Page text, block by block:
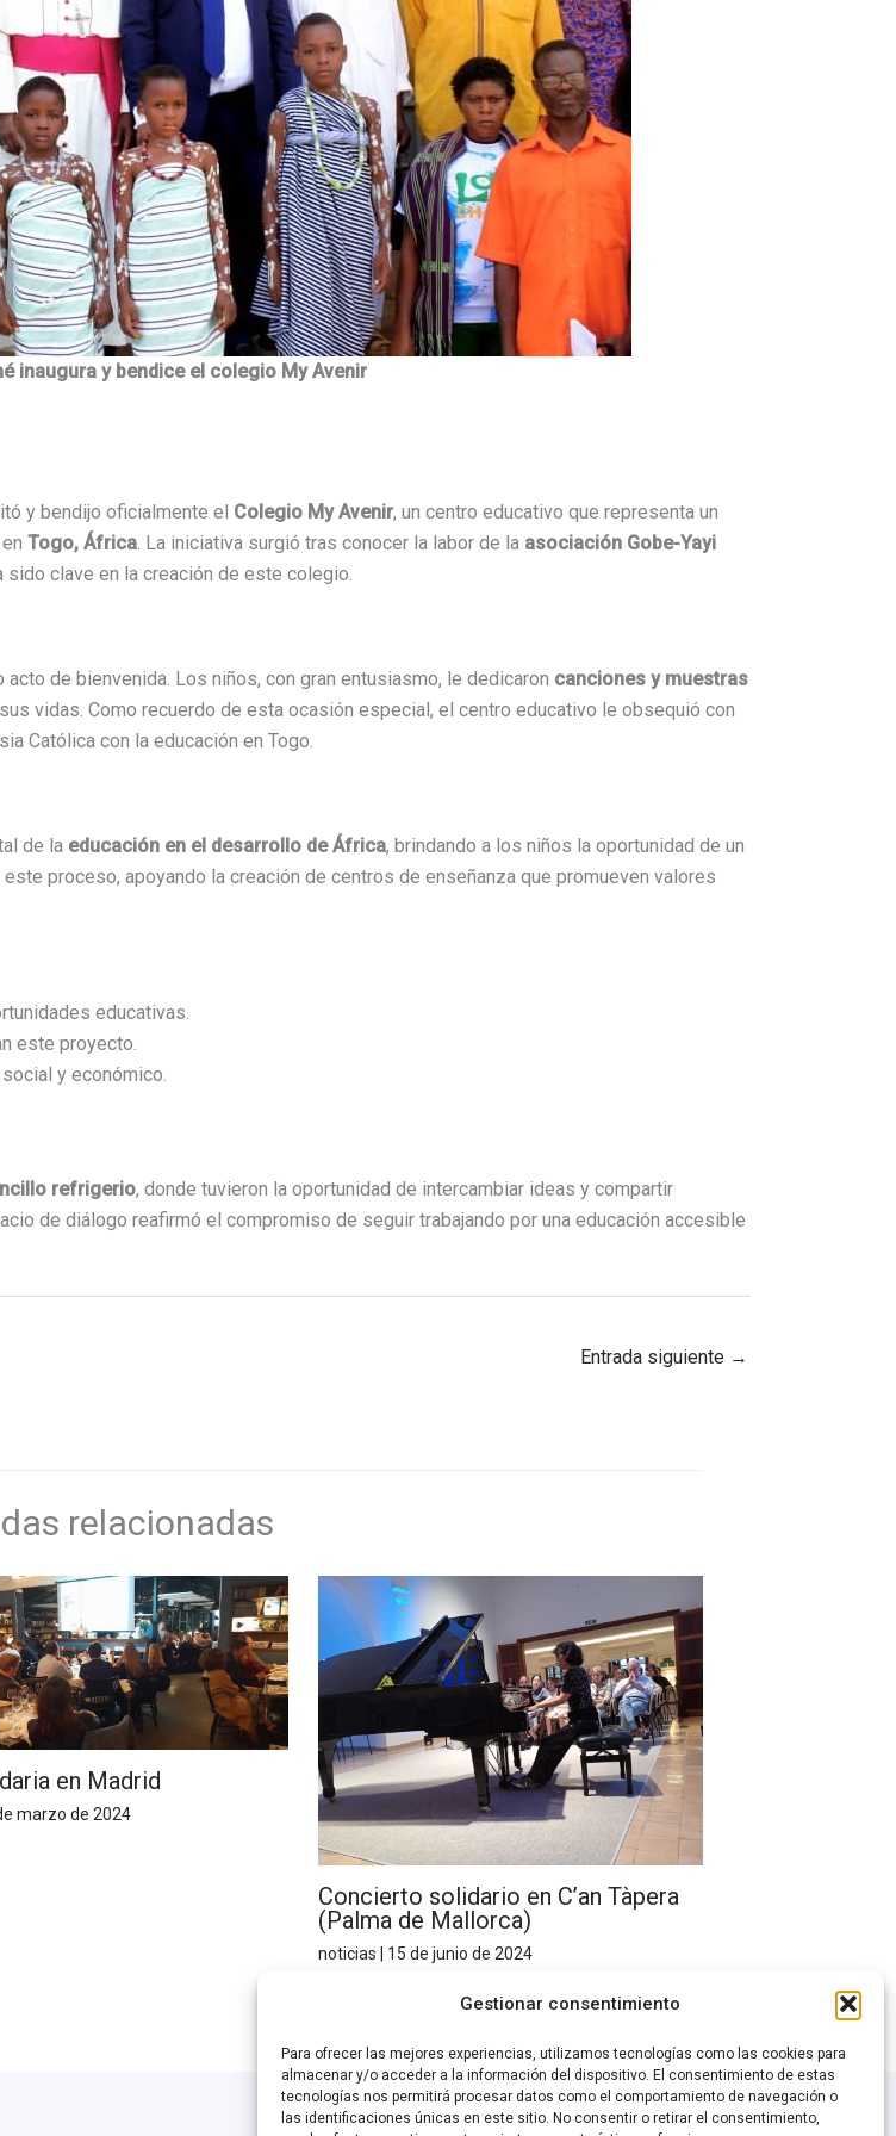
Gestionar consentimiento
Para ofrecer las mejores experiencias, utilizamos tecnologías como las cookies para
almacenar y/o acceder a la información del dispositivo. El consentimiento de estas
tecnologías nos permitirá procesar datos como el comportamiento de navegación o
las identificaciones únicas en este sitio. No consentir o retirar el consentimiento,
inaugura y bendice el colegio My Avenir
y bendijo oficialmente el Colegio My Avenir, un centro educativo que representa un
Togo, África . La iniciativa surgió tras conocer la labor de la asociación Gobe-Yayi
clave en la creación de este colegio.
de bienvenida. Los niños, con gran entusiasmo, le dedicaron canciones y muestras
vidas. Como recuerdo de esta ocasión especial, el centro educativo le obsequió con
Católica con la educación en Togo.
de la educación en el desarrollo de África, brindando a los niños la oportunidad de un
proceso, apoyando la creación de centros de enseñanza que promueven valores
educativas.
este proyecto.
y económico.
refrigerio, donde tuvieron la oportunidad de intercambiar ideas y compartir
de diálogo reafirmó el compromiso de seguir trabajando por una educación accesible
Entrada siguiente →
relacionadas
en Madrid
marzo de 2024
Concierto solidario en C’an Tàpera
(Palma de Mallorca)
noticias | 15 de junio de 2024